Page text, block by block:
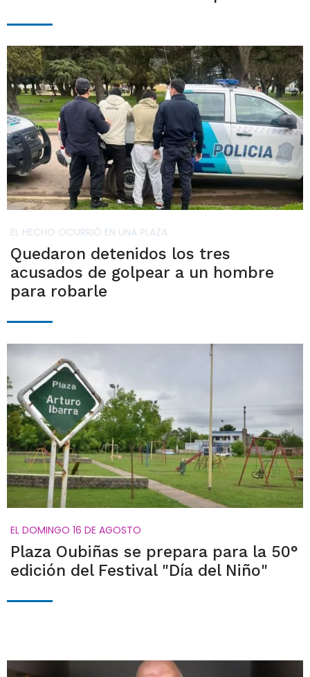
EL HECHO OCURRIÓ EN UNA PLAZA
Quedaron detenidos los tres
acusados de golpear a un hombre
para robarle
EL DOMINGO 16 DE AGOSTO
Plaza Oubiñas se prepara para la 50°
edición del Festival "Día del Niño"